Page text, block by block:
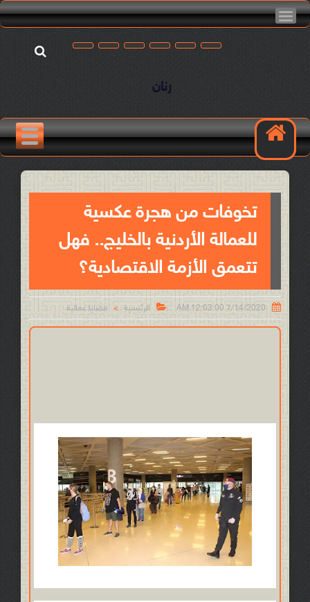
رنان
تخوفات من هجرة عكسية
للعمالة الأردنية بالخليج.. فهل
تتعمق الأزمة الاقتصادية؟

7/14/2020 12:03:00 AM
 الرئيسية > قضايا عمالية